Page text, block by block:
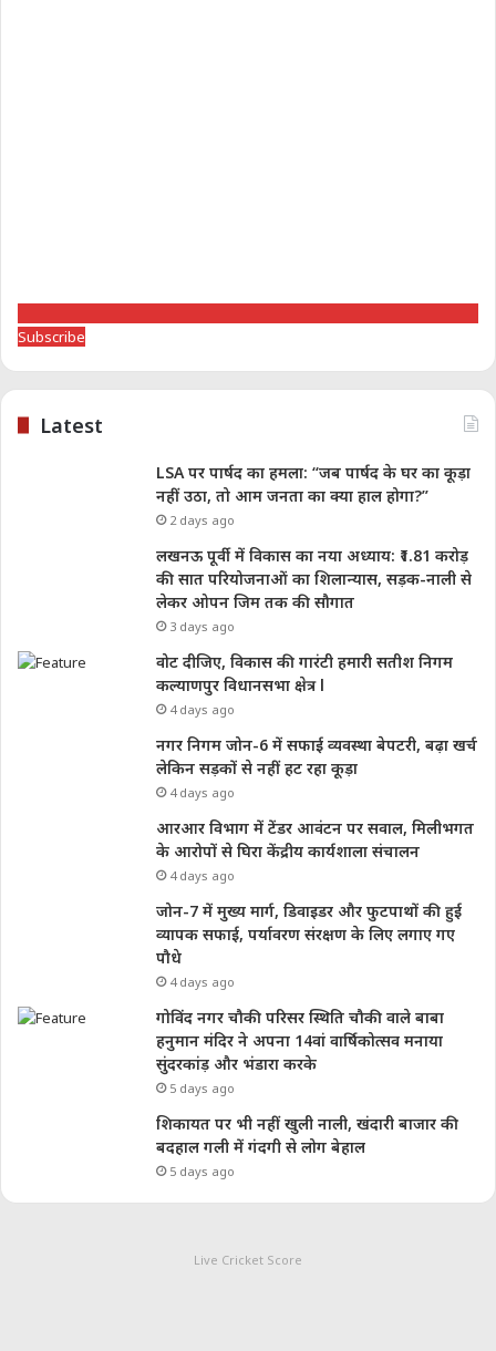
Subscribe
Latest
LSA पर पार्षद का हमला: “जब पार्षद के घर का कूड़ा
नहीं उठा, तो आम जनता का क्या हाल होगा?”
2 days ago
लखनऊ पूर्वी में विकास का नया अध्याय: ₹1.81 करोड़
की सात परियोजनाओं का शिलान्यास, सड़क-नाली से
लेकर ओपन जिम तक की सौगात
3 days ago
वोट दीजिए, विकास की गारंटी हमारी सतीश निगम
कल्याणपुर विधानसभा क्षेत्र l
4 days ago
नगर निगम जोन-6 में सफाई व्यवस्था बेपटरी, बढ़ा खर्च
लेकिन सड़कों से नहीं हट रहा कूड़ा
4 days ago
आरआर विभाग में टेंडर आवंटन पर सवाल, मिलीभगत
के आरोपों से घिरा केंद्रीय कार्यशाला संचालन
4 days ago
जोन-7 में मुख्य मार्ग, डिवाइडर और फुटपाथों की हुई
व्यापक सफाई, पर्यावरण संरक्षण के लिए लगाए गए
पौधे
4 days ago
गोविंद नगर चौकी परिसर स्थिति चौकी वाले बाबा
हनुमान मंदिर ने अपना 14वां वार्षिकोत्सव मनाया
सुंदरकांड़ और भंडारा करके
5 days ago
शिकायत पर भी नहीं खुली नाली, खंदारी बाजार की
बदहाल गली में गंदगी से लोग बेहाल
5 days ago
Live Cricket Score